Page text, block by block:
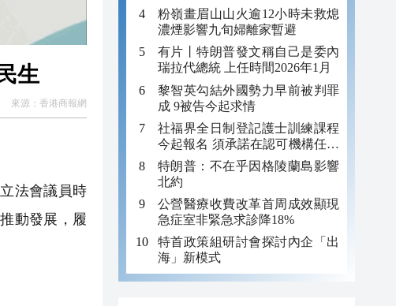
生
來源： 香港商報網
法會議員時
動發展，履
粉嶺畫眉山山火逾12小時未救熄
濃煙影響九旬婦離家暫避
有片丨特朗普發文稱自己是委內
瑞拉代總統 上任時間2026年1月
黎智英勾結外國勢力早前被判罪
成 9被告今起求情
社福界全日制登記護士訓練課程
今起報名 須承諾在認可機構任職
至少三年
特朗普：不在乎因格陵蘭島影響
北約
公營醫療收費改革首周成效顯現
急症室非緊急求診降18%
特首政策組研討會探討內企「出
海」新模式